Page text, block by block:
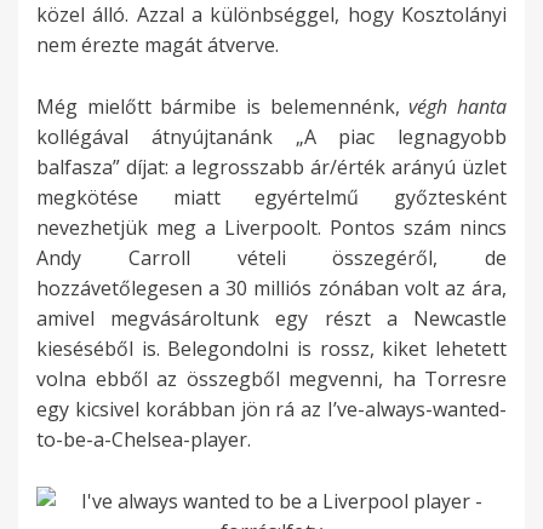
közel álló. Azzal a különbséggel, hogy Kosztolányi
nem érezte magát átverve.
Még mielőtt bármibe is belemennénk,végh hanta
kollégával átnyújtanánk „A piac legnagyobb
balfasza” díjat: a legrosszabb ár/érték arányú üzlet
megkötése miatt egyértelmű győztesként
nevezhetjük meg a Liverpoolt. Pontos szám nincs
Andy Carroll vételi összegéről, de
hozzávetőlegesen a 30 milliós zónában volt az ára,
amivel megvásároltunk egy részt a Newcastle
kieséséből is. Belegondolni is rossz, kiket lehetett
volna ebből az összegből megvenni, ha Torresre
egy kicsivel korábban jön rá az I’ve-always-wanted-
to-be-a-Chelsea-player.